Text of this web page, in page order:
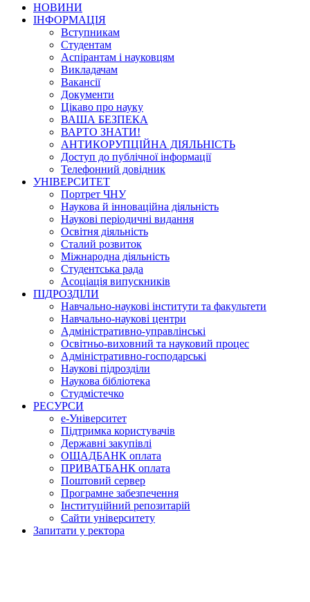
НОВИНИ
ІНФОРМАЦІЯ
Вступникам
Студентам
Аспірантам і науковцям
Викладачам
Вакансії
Документи
Цікаво про науку
ВАША БЕЗПЕКА
ВАРТО ЗНАТИ!
АНТИКОРУПЦІЙНА ДІЯЛЬНІСТЬ
Доступ до публічної інформації
Телефонний довідник
УНІВЕРСИТЕТ
Портрет ЧНУ
Наукова й інноваційна діяльність
Наукові періодичні видання
Освітня діяльність
Сталий розвиток
Міжнародна діяльність
Студентська рада
Асоціація випускників
ПІДРОЗДІЛИ
Навчально-наукові інститути та факультети
Навчально-наукові центри
Адміністративно-управлінські
Освітньо-виховний та науковий процес
Адміністративно-господарські
Наукові підрозділи
Наукова бібліотека
Студмістечко
РЕСУРСИ
е-Університет
Підтримка користувачів
Державні закупівлі
ОЩАДБАНК оплата
ПРИВАТБАНК оплата
Поштовий сервер
Програмне забезпечення
Інституційний репозитарій
Сайти університету
Запитати у ректора